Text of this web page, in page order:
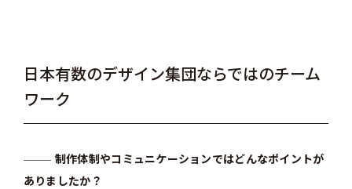
日本有数のデザイン集団ならではのチーム
ワーク
制作体制やコミュニケーションではどんなポイントが
ありましたか？